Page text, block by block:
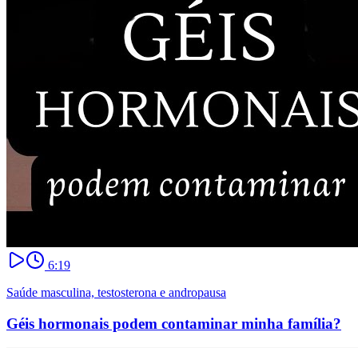
6:19
Saúde masculina, testosterona e andropausa
Géis hormonais podem contaminar minha família?